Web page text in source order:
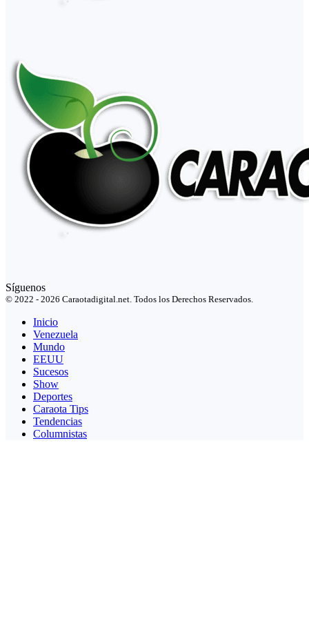
Síguenos
© 2022 - 2026 Caraotadigital.net. Todos los Derechos Reservados.
Inicio
Venezuela
Mundo
EEUU
Sucesos
Show
Deportes
Caraota Tips
Tendencias
Columnistas